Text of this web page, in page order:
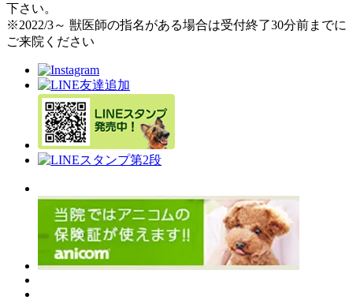
下さい。
※2022/3～ 獣医師の指名がある場合は受付終了30分前までに
ご来院ください